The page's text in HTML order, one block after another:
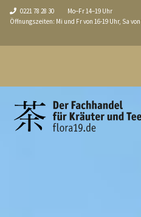
0221 78 28 30
Mo–Fr 14–19 Uhr
Öffnungszeiten: Mi und Fr von 16-19 Uhr, Sa von
Shop